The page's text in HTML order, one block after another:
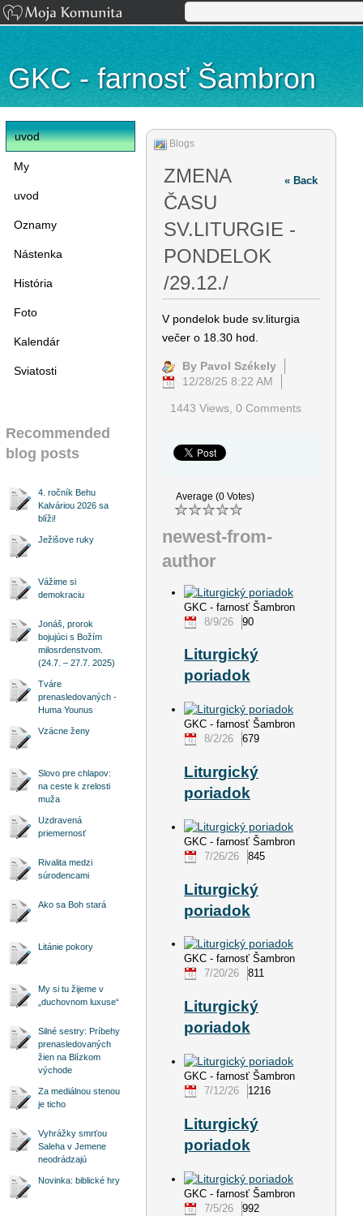
GKC - farnosť Šambron
Blogs
« Back
ZMENA
ČASU
SV.LITURGIE -
PONDELOK
/29.12./
V pondelok bude sv.liturgia
večer o 18.30 hod.
By Pavol Székely
12/28/25 8:22 AM
1443 Views, 0 Comments
Average (0 Votes)
newest-from-
author
GKC - farnosť Šambron
8/9/26
90
Liturgický
poriadok
GKC - farnosť Šambron
8/2/26
679
Liturgický
poriadok
GKC - farnosť Šambron
7/26/26
845
Liturgický
poriadok
GKC - farnosť Šambron
7/20/26
811
Liturgický
poriadok
GKC - farnosť Šambron
7/12/26
1216
Liturgický
poriadok
GKC - farnosť Šambron
7/5/26
992
uvod
My
uvod
Oznamy
Nástenka
História
Foto
Kalendár
Sviatosti
Recommended
blog posts
4. ročník Behu
Kalváriou 2026 sa
blíži!
Ježišove ruky
Vážime si
demokraciu
Jonáš, prorok
bojujúci s Božím
milosrdenstvom.
(24.7. – 27.7. 2025)
Tváre
prenasledovaných -
Huma Younus
Vzácne ženy
Slovo pre chlapov:
na ceste k zrelosti
muža
Uzdravená
priemernosť
Rivalita medzi
súrodencami
Ako sa Boh stará
Litánie pokory
My si tu žijeme v
„duchovnom luxuse“
Silné sestry: Príbehy
prenasledovaných
žien na Blízkom
východe
Za mediálnou stenou
je ticho
Vyhrážky smrťou
Saleha v Jemene
neodrádzajú
Novinka: biblické hry